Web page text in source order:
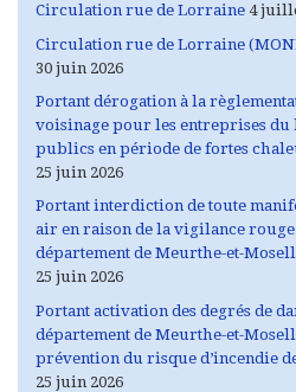
Circulation rue de Lorraine 4
Circulation rue de Lorraine
30 juin 2026
Portant dérogation à la
voisinage pour les entreprises du
publics en période de fortes
25 juin 2026
Portant interdiction de toute
air en raison de la vigilance
département de Meurthe-et-
25 juin 2026
Portant activation des degrés de
département de Meurthe-et-
prévention du risque d’incendie
25 juin 2026